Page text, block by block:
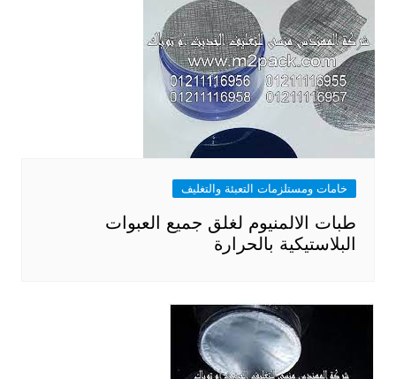
خامات ومستلزمات التعبئة والتغليف
طبات الالمنيوم لغلق جميع العبوات
البلاستيكية بالحرارة